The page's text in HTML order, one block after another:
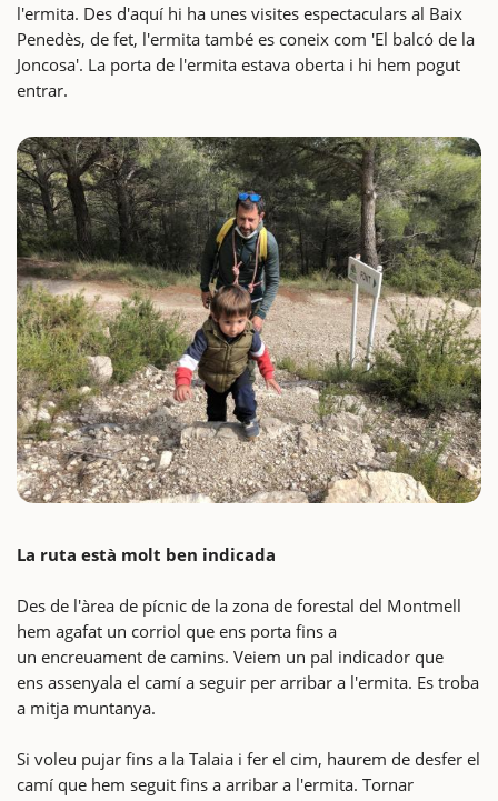
l'ermita. Des d'aquí hi ha unes visites espectaculars al Baix
Penedès, de fet, l'ermita també es coneix com 'El balcó de la
Joncosa'. La porta de l'ermita estava oberta i hi hem pogut
entrar.
La ruta està molt ben indicada
Des de l'àrea de pícnic de la zona de forestal del Montmell
hem agafat un corriol que ens porta fins a
un encreuament de camins. Veiem un pal indicador que
ens assenyala el camí a seguir per arribar a l'ermita. Es troba
a mitja muntanya.
Si voleu pujar fins a la Talaia i fer el cim, haurem de desfer el
camí que hem seguit fins a arribar a l'ermita. Tornar